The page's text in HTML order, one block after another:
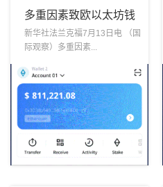
多重因素致欧以太坊钱
包元汇率下跌
新华社法兰克福7月13日电 （国
际观察）多重因素...